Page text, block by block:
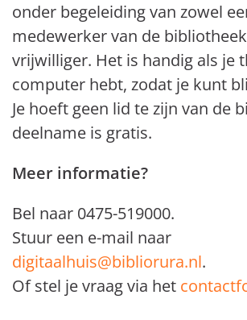
onder begeleiding van zowel
medewerker van de
vrijwilliger. Het is handig als je
computer hebt, zodat je kunt
Je hoeft geen lid te zijn van de
deelname is gratis.
Meer informatie?
Bel naar 0475-519000.
Stuur een e-mail naar
digitaalhuis@bibliorura.nl.
Of stel je vraag via het